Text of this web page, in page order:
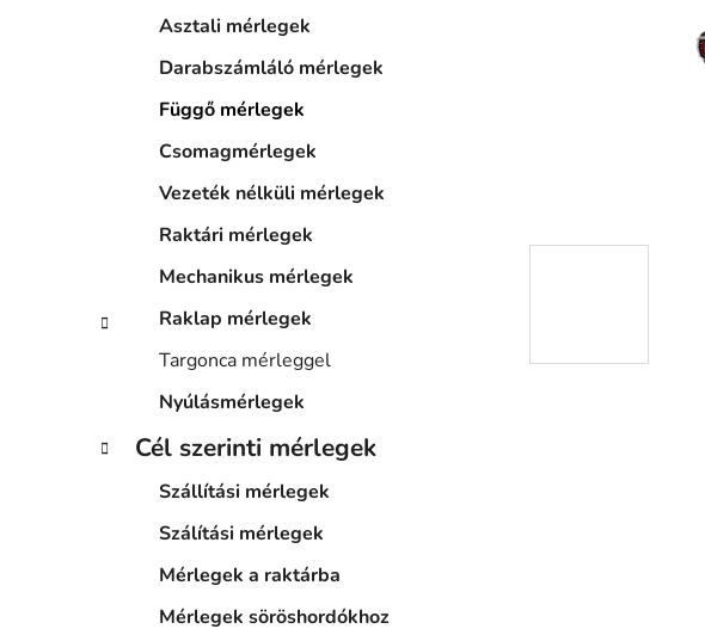
Asztali mérlegek
Darabszámláló mérlegek
Függő mérlegek
Csomagmérlegek
Vezeték nélküli mérlegek
Raktári mérlegek
Mechanikus mérlegek
Raklap mérlegek
Targonca mérleggel
Nyúlásmérlegek
Cél szerinti mérlegek
Szállítási mérlegek
Szálítási mérlegek
Mérlegek a raktárba
Mérlegek söröshordókhoz